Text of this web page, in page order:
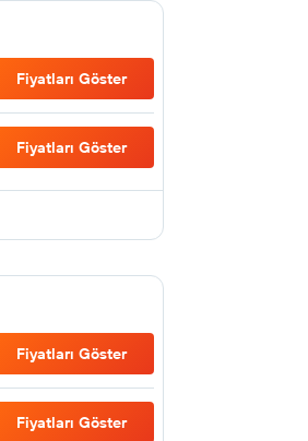
Fiyatları Göster
Fiyatları Göster
Fiyatları Göster
Fiyatları Göster